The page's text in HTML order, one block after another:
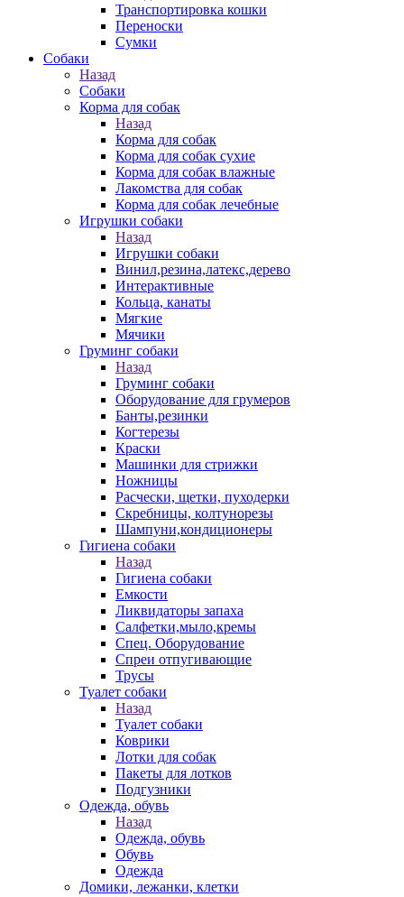
Транспортировка кошки
Переноски
Сумки
Собаки
Назад
Собаки
Корма для собак
Назад
Корма для собак
Корма для собак сухие
Корма для собак влажные
Лакомства для собак
Корма для собак лечебные
Игрушки собаки
Назад
Игрушки собаки
Винил,резина,латекс,дерево
Интерактивные
Кольца, канаты
Мягкие
Мячики
Груминг собаки
Назад
Груминг собаки
Оборудование для грумеров
Банты,резинки
Когтерезы
Краски
Машинки для стрижки
Ножницы
Расчески, щетки, пуходерки
Скребницы, колтунорезы
Шампуни,кондиционеры
Гигиена собаки
Назад
Гигиена собаки
Емкости
Ликвидаторы запаха
Салфетки,мыло,кремы
Спец. Оборудование
Спреи отпугивающие
Трусы
Туалет собаки
Назад
Туалет собаки
Коврики
Лотки для собак
Пакеты для лотков
Подгузники
Одежда, обувь
Назад
Одежда, обувь
Обувь
Одежда
Домики, лежанки, клетки